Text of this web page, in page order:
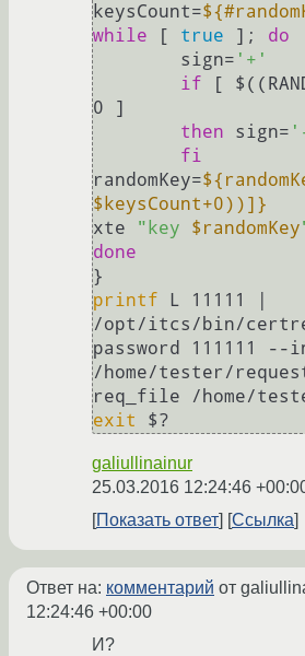
keysCount=
while [ true ]; do
	sign=
'+'
if [
0 ]
then sign=
fi
randomKey=
$keysCount+0))]}
xte
"key $randomKey
done
printf L 11111 |
/opt/itcs/bin/
password 111111
/home/tester/
exit
$?
galiullinainur
25.03.2016 12:24:46
Показать ответ Ссылка
Ответ на: комментарий от
12:24:46 +00:00
И?